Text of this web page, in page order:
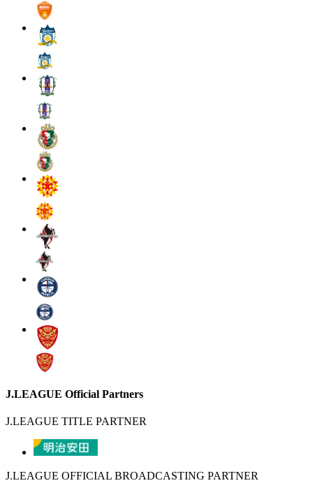
J.LEAGUE Official Partners
J.LEAGUE TITLE PARTNER
J.LEAGUE OFFICIAL BROADCASTING PARTNER